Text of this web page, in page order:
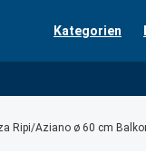
Kategorien
Ripi/Aziano ø 60 cm